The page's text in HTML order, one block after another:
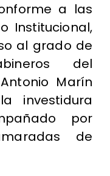
a las
Institucional,
al grado de
del
Marín
investidura
por
de